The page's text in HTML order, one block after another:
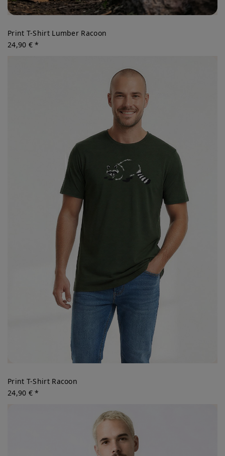
Print T-Shirt Lumber Racoon
24,90 € *
Print T-Shirt Racoon
24,90 € *